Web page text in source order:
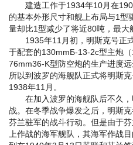
建造工作于1934年10月在190
的基本外形尺寸和舰上布局与1型
量却比1型减少了将近80吨，最大
1935年11月初，明斯克号正式
于配套的130mmБ-13-2с型主炮
76mm36-K型防空炮的生产进度
所以到波罗的海舰队正式将明斯
1938年11月。
在加入波罗的海舰队后不久，
战。在冬季战争爆发之后，明斯
芬兰驻军的战斗行动。但是由于
上作战的海军舰队，其海军作战